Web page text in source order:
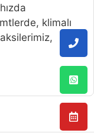
klimalı